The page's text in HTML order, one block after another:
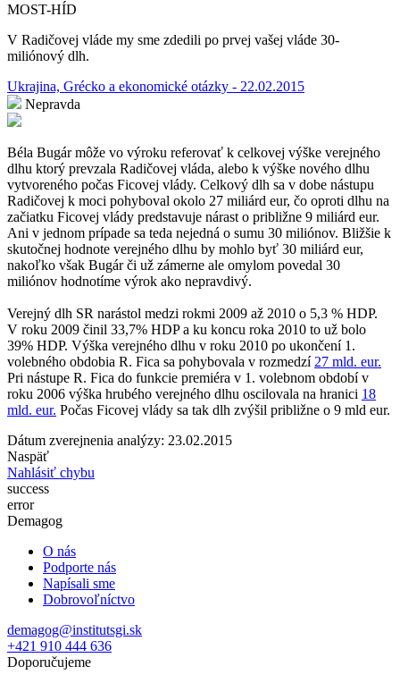
MOST-HÍD
V Radičovej vláde my sme zdedili po prvej vašej vláde 30-
miliónový dlh.
Ukrajina, Grécko a ekonomické otázky - 22.02.2015
Nepravda
Béla Bugár môže vo výroku referovať k celkovej výške verejného
dlhu ktorý prevzala Radičovej vláda, alebo k výške nového dlhu
vytvoreného počas Ficovej vlády. Celkový dlh sa v dobe nástupu
Radičovej k moci pohyboval okolo 27 miliárd eur, čo oproti dlhu na
začiatku Ficovej vlády predstavuje nárast o približne 9 miliárd eur.
Ani v jednom prípade sa teda nejedná o sumu 30 miliónov. Bližšie k
skutočnej hodnote verejného dlhu by mohlo byť 30 miliárd eur,
nakoľko však Bugár či už zámerne ale omylom povedal 30
miliónov hodnotíme výrok ako nepravdivý.
Verejný dlh SR narástol medzi rokmi 2009 až 2010 o 5,3 % HDP.
V roku 2009 činil 33,7% HDP a ku koncu roka 2010 to už bolo
39% HDP. Výška verejného dlhu v roku 2010 po ukončení 1.
volebného obdobia R. Fica sa pohybovala v rozmedzí 27 mld. eur.
Pri nástupe R. Fica do funkcie premiéra v 1. volebnom období v
roku 2006 výška hrubého verejného dlhu oscilovala na hranici 18
mld. eur. Počas Ficovej vlády sa tak dlh zvýšil približne o 9 mld eur.
Dátum zverejnenia analýzy: 23.02.2015
Naspäť
Nahlásiť chybu
success
error
Demagog
O nás
Podporte nás
Napísali sme
Dobrovoľníctvo
demagog@institutsgi.sk
+421 910 444 636
Doporučujeme